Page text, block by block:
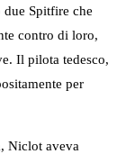
Spitfire che
contro di loro,
Il pilota tedesco,
per
Niclot aveva